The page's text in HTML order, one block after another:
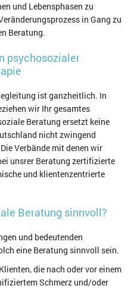
und Lebensphasen zu
in Gang zu
Beratung.
psychosozialer
ist ganzheitlich. In
wir Ihr gesamtes
Beratung ersetzt keine
nicht zwingend
Verbände mit denen wir
unsrer Beratung zertifizierte
und klientenzentrierte
Beratung sinnvoll?
und bedeutenden
eine Beratung sinnvoll sein.
die nach oder vor einem
Schmerz und/oder